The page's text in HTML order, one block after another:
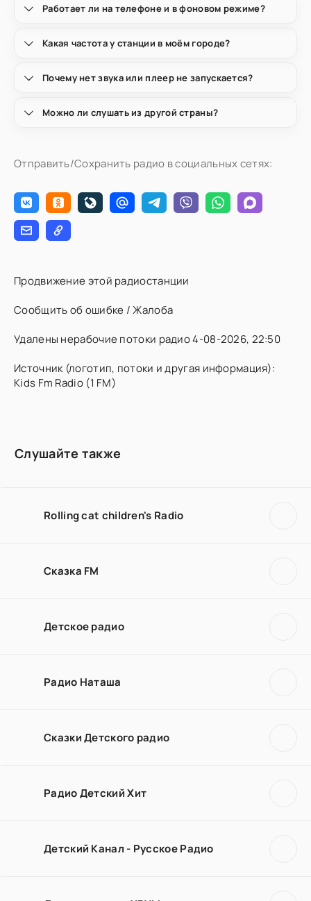
Работает ли на телефоне и в фоновом режиме?
Какая частота у станции в моём городе?
Почему нет звука или плеер не запускается?
Можно ли слушать из другой страны?
Отправить/Сохранить радио в социальных сетях:
Продвижение этой радиостанции
Сообщить об ошибке / Жалоба
Удалены нерабочие потоки радио 4-08-2026, 22:50
Источник (логотип, потоки и другая информация):
Kids Fm Radio (1 FM)
Слушайте также
Rolling cat children's Radio
Сказка FM
Детское радио
Радио Наташа
Сказки Детского радио
Радио Детский Хит
Детский Канал - Русское Радио